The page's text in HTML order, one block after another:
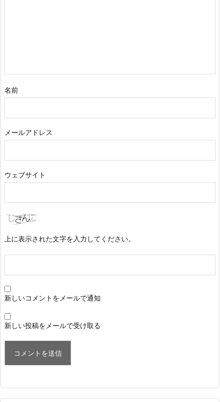
名前
メールアドレス
ウェブサイト
上に表示された文字を入力してください。
新しいコメントをメールで通知
新しい投稿をメールで受け取る